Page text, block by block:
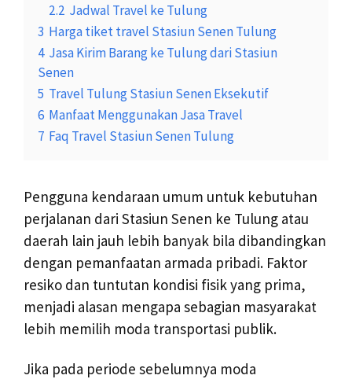
2.2 Jadwal Travel ke Tulung
3 Harga tiket travel Stasiun Senen Tulung
4 Jasa Kirim Barang ke Tulung dari Stasiun
Senen
5 Travel Tulung Stasiun Senen Eksekutif
6 Manfaat Menggunakan Jasa Travel
7 Faq Travel Stasiun Senen Tulung
Pengguna kendaraan umum untuk kebutuhan
perjalanan dari Stasiun Senen ke Tulung atau
daerah lain jauh lebih banyak bila dibandingkan
dengan pemanfaatan armada pribadi. Faktor
resiko dan tuntutan kondisi fisik yang prima,
menjadi alasan mengapa sebagian masyarakat
lebih memilih moda transportasi publik.
Jika pada periode sebelumnya moda